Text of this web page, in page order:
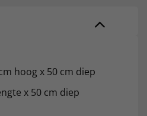
hoog x 50 cm diep
x 50 cm diep